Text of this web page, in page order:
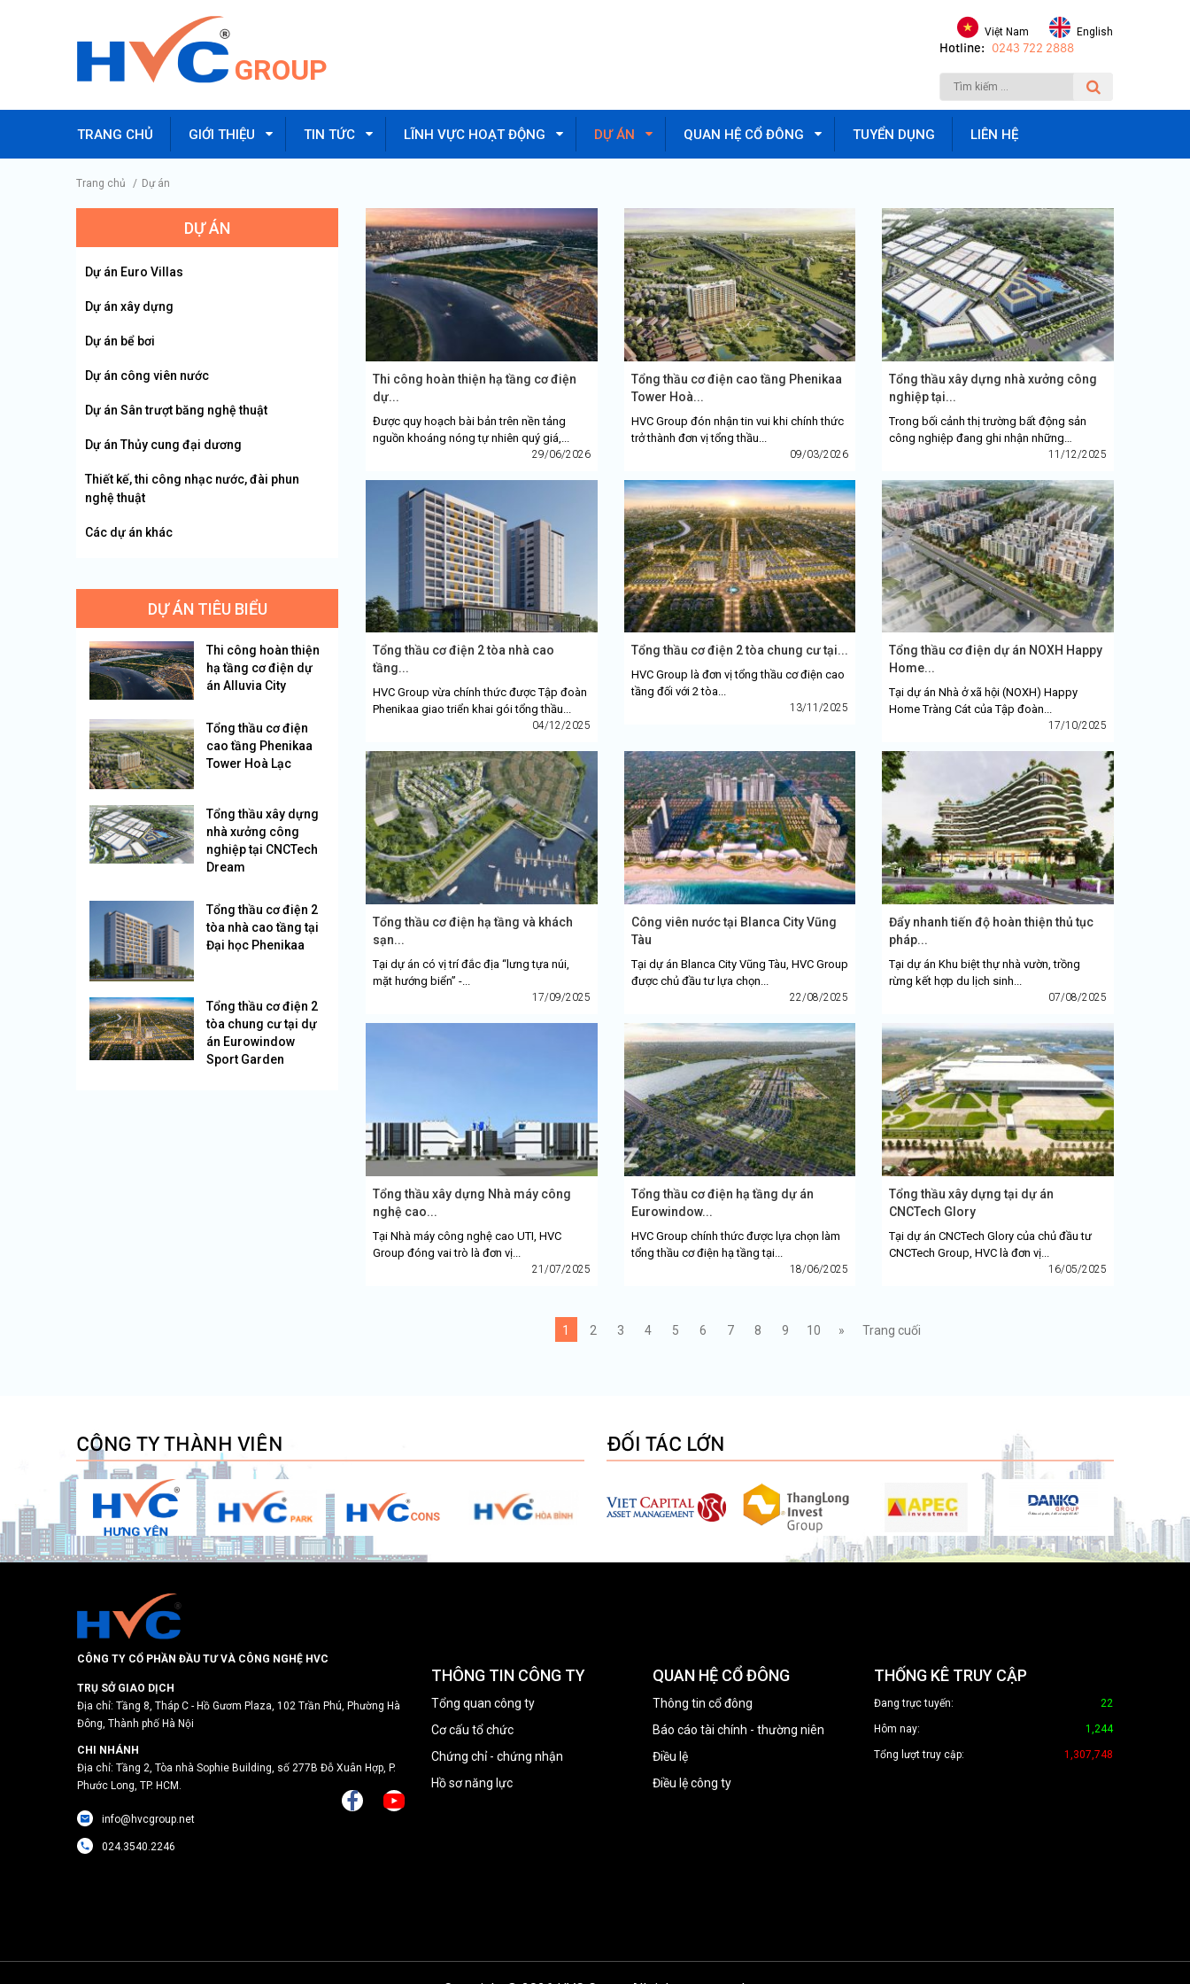
GROUP
Việt Nam English
Hotline: 0243 722 2888
TRANG CHỦ GIỚI THIỆU TIN TỨC LĨNH VỰC HOẠT ĐỘNG DỰ ÁN QUAN HỆ CỔ ĐÔNG TUYỂN DỤNG LIÊN HỆ
Trang chủ / Dự án
Thi công hoàn thiện hạ tầng cơ điện
dự...
Được quy hoạch bài bản trên nền tảng
nguồn khoáng nóng tự nhiên quý giá,...
29/06/2026
Tổng thầu cơ điện cao tầng Phenikaa
Tower Hoà...
HVC Group đón nhận tin vui khi chính thức
trở thành đơn vị tổng thầu...
09/03/2026
Tổng thầu xây dựng nhà xưởng công
nghiệp tại...
Trong bối cảnh thị trường bất động sản
công nghiệp đang ghi nhận những
11/12/2025
Tổng thầu cơ điện 2 tòa nhà cao
tầng...
HVC Group vừa chính thức được Tập đoàn
Phenikaa giao triển khai gói tổng thầu...
04/12/2025
Tổng thầu cơ điện 2 tòa chung cư tại...
HVC Group là đơn vị tổng thầu cơ điện cao
tầng đối với 2 tòa...
13/11/2025
Tổng thầu cơ điện dự án NOXH Happy
Home...
Tại dự án Nhà ở xã hội (NOXH) Happy
Home Tràng Cát của Tập đoàn...
17/10/2025
Tổng thầu cơ điện hạ tầng và khách
sạn...
Tại dự án có vị trí đắc địa “lưng tựa núi,
mặt hướng biển” -...
17/09/2025
Công viên nước tại Blanca City Vũng
Tàu
Tại dự án Blanca City Vũng Tàu, HVC Group
được chủ đầu tư lựa chọn...
22/08/2025
Đẩy nhanh tiến độ hoàn thiện thủ tục
pháp...
Tại dự án Khu biệt thự nhà vườn, trồng
rừng kết hợp du lịch sinh...
07/08/2025
Tổng thầu xây dựng Nhà máy công
nghệ cao...
Tại Nhà máy công nghệ cao UTI, HVC
Group đóng vai trò là đơn vị...
21/07/2025
Tổng thầu cơ điện hạ tầng dự án
Eurowindow...
HVC Group chính thức được lựa chọn làm
tổng thầu cơ điện hạ tầng tại...
18/06/2025
Tổng thầu xây dựng tại dự án
CNCTech Glory
Tại dự án CNCTech Glory của chủ đầu tư
CNCTech Group, HVC là đơn vị...
16/05/2025
1 2 3 4 5 6 7 8 9 10 » Trang cuối
DỰ ÁN
Dự án Euro Villas
Dự án xây dựng
Dự án bể bơi
Dự án công viên nước
Dự án Sân trượt băng nghệ thuật
Dự án Thủy cung đại dương
Thiết kế, thi công nhạc nước, đài phun
nghệ thuật
Các dự án khác
DỰ ÁN TIÊU BIỂU
Thi công hoàn thiện
hạ tầng cơ điện dự
án Alluvia City
Tổng thầu cơ điện
cao tầng Phenikaa
Tower Hoà Lạc
Tổng thầu xây dựng
nhà xưởng công
nghiệp tại CNCTech
Dream
Tổng thầu cơ điện 2
tòa nhà cao tầng tại
Đại học Phenikaa
Tổng thầu cơ điện 2
tòa chung cư tại dự
án Eurowindow
Sport Garden
CÔNG TY THÀNH VIÊN ĐỐI TÁC LỚN
CÔNG TY CỔ PHẦN ĐẦU TƯ VÀ CÔNG NGHỆ HVC
TRỤ SỞ GIAO DỊCH
Địa chỉ: Tầng 8, Tháp C - Hồ Gươm Plaza, 102 Trần Phú, Phường Hà
Đông, Thành phố Hà Nội
CHI NHÁNH
Địa chỉ: Tầng 2, Tòa nhà Sophie Building, số 277B Đỗ Xuân Hợp, P.
Phước Long, TP. HCM.
info@hvcgroup.net
024.3540.2246
THÔNG TIN CÔNG TY
Tổng quan công ty
Cơ cấu tổ chức
Chứng chỉ - chứng nhận
Hồ sơ năng lực
QUAN HỆ CỔ ĐÔNG
Thông tin cổ đông
Báo cáo tài chính - thường niên
Điều lệ
Điều lệ công ty
THỐNG KÊ TRUY CẬP
Đang trực tuyến: 22
Hôm nay: 1,244
Tổng lượt truy cập: 1,307,748